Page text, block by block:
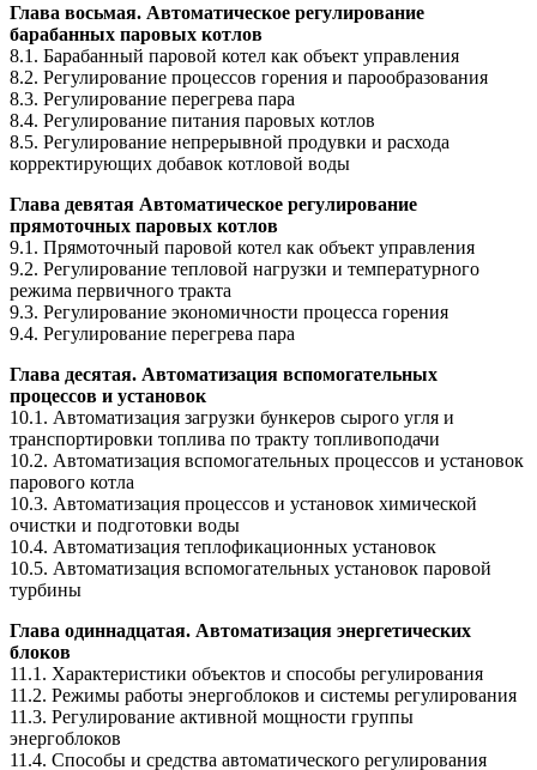
Глава восьмая. Автоматическое регулирование
барабанных паровых котлов
8.1. Барабанный паровой котел как объект управления
8.2. Регулирование процессов горения и парообразования
8.3. Регулирование перегрева пара
8.4. Регулирование питания паровых котлов
8.5. Регулирование непрерывной продувки и расхода
корректирующих добавок котловой воды
Глава девятая Автоматическое регулирование
прямоточных паровых котлов
9.1. Прямоточный паровой котел как объект управления
9.2. Регулирование тепловой нагрузки и температурного
режима первичного тракта
9.3. Регулирование экономичности процесса горения
9.4. Регулирование перегрева пара
Глава десятая. Автоматизация вспомогательных
процессов и установок
10.1. Автоматизация загрузки бункеров сырого угля и
транспортировки топлива по тракту топливоподачи
10.2. Автоматизация вспомогательных процессов и установок
парового котла
10.3. Автоматизация процессов и установок химической
очистки и подготовки воды
10.4. Автоматизация теплофикационных установок
10.5. Автоматизация вспомогательных установок паровой
турбины
Глава одиннадцатая. Автоматизация энергетических
блоков
11.1. Характеристики объектов и способы регулирования
11.2. Режимы работы энергоблоков и системы регулирования
11.3. Регулирование активной мощности группы
энергоблоков
11.4. Способы и средства автоматического регулирования